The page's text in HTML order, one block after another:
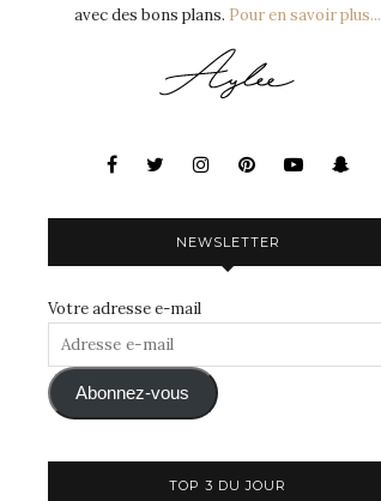
avec des bons plans. Pour en savoir plus...
NEWSLETTER
Votre adresse e-mail
Adresse
mail Abonnez-vous
TOP 3 DU JOUR